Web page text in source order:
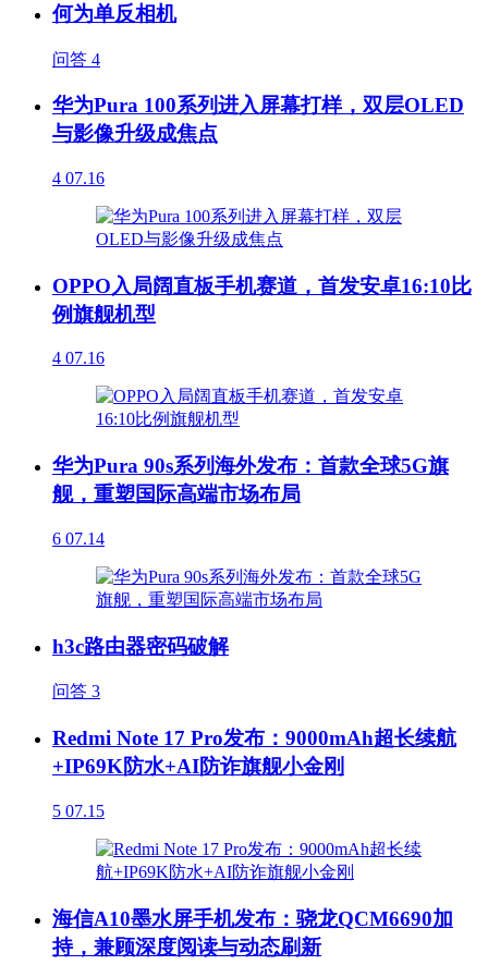
何为单反相机
问答 4
华为Pura 100系列进入屏幕打样，双层OLED
与影像升级成焦点
4 07.16
OPPO入局阔直板手机赛道，首发安卓16:10比
例旗舰机型
4 07.16
华为Pura 90s系列海外发布：首款全球5G旗
舰，重塑国际高端市场布局
6 07.14
h3c路由器密码破解
问答 3
Redmi Note 17 Pro发布：9000mAh超长续航
+IP69K防水+AI防诈旗舰小金刚
5 07.15
海信A10墨水屏手机发布：骁龙QCM6690加
持，兼顾深度阅读与动态刷新